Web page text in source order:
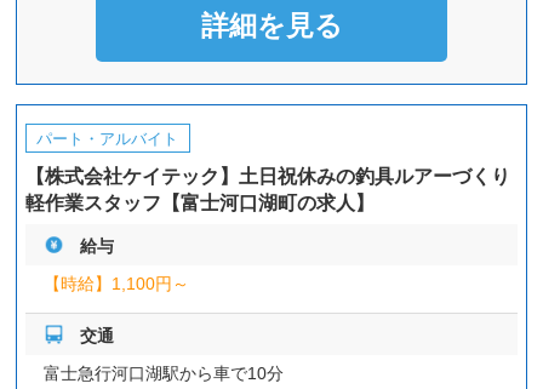
詳細を見る
パート・アルバイト
【株式会社ケイテック】土日祝休みの釣具ルアーづくり
軽作業スタッフ【富士河口湖町の求人】
給与
【時給】 1,100円～
交通
富士急行河口湖駅から車で10分